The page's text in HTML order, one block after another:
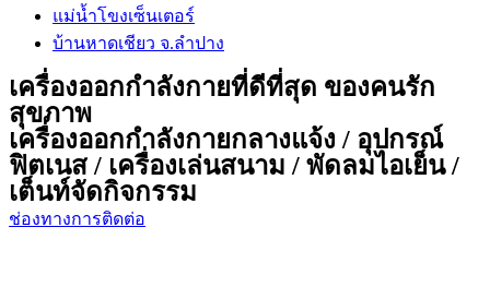
แม่น้ำโขงเซ็นเตอร์
บ้านหาดเชียว จ.ลำปาง
เครื่องออกกำลังกายที่ดีที่สุด ของคนรัก
สุขภาพ
เครื่องออกกำลังกายกลางแจ้ง / อุปกรณ์
ฟิตเนส / เครื่องเล่นสนาม / พัดลมไอเย็น /
เต็นท์จัดกิจกรรม
ช่องทางการติดต่อ